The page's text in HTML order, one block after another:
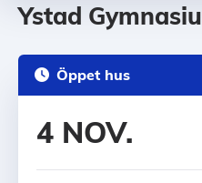
Ystad
Öppet hus
4 NOV.